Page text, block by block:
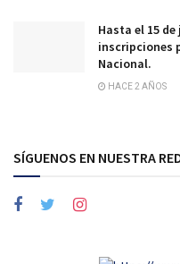
Hasta el 15
inscripciones
Nacional.
HACE 2 AÑOS
SÍGUENOS EN NUESTRA